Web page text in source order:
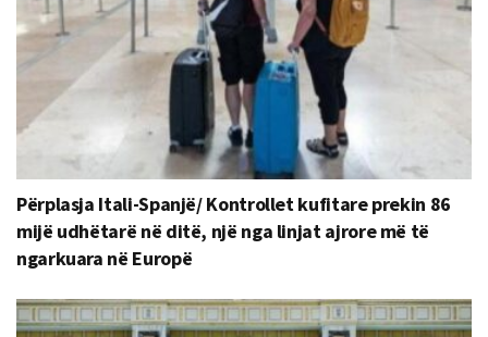
Përplasja Itali-Spanjë/ Kontrollet kufitare prekin 86
mijë udhëtarë në ditë, një nga linjat ajrore më të
ngarkuara në Europë